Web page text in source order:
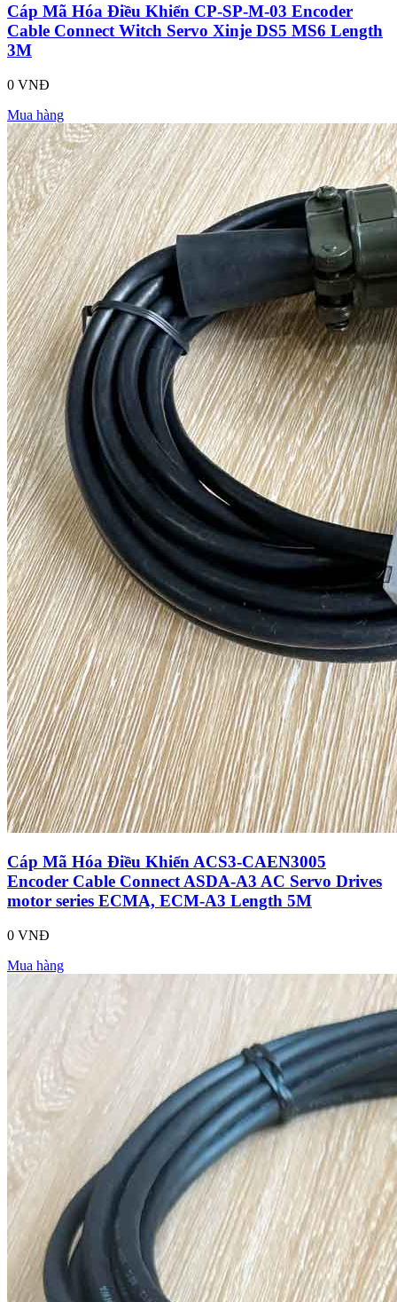
Cáp Mã Hóa Điều Khiển CP-SP-M-03 Encoder
Cable Connect Witch Servo Xinje DS5 MS6 Length
3M
0 VNĐ
Mua hàng
Cáp Mã Hóa Điều Khiển ACS3-CAEN3005
Encoder Cable Connect ASDA-A3 AC Servo Drives
motor series ECMA, ECM-A3 Length 5M
0 VNĐ
Mua hàng